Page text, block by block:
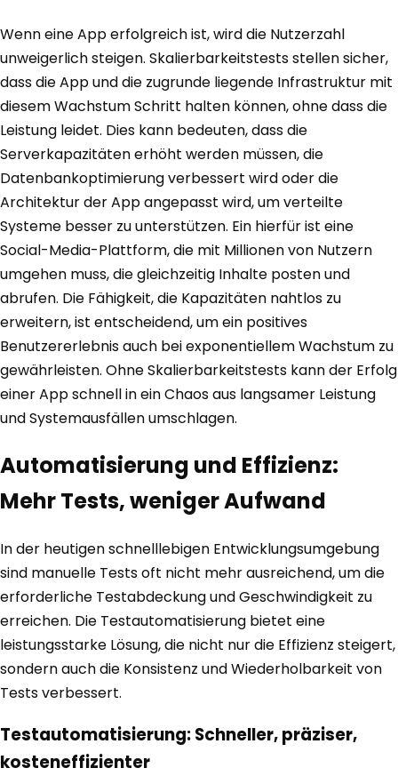
Wenn eine App erfolgreich ist, wird die Nutzerzahl
unweigerlich steigen. Skalierbarkeitstests stellen sicher,
dass die App und die zugrunde liegende Infrastruktur mit
diesem Wachstum Schritt halten können, ohne dass die
Leistung leidet. Dies kann bedeuten, dass die
Serverkapazitäten erhöht werden müssen, die
Datenbankoptimierung verbessert wird oder die
Architektur der App angepasst wird, um verteilte
Systeme besser zu unterstützen. Ein hierfür ist eine
Social-Media-Plattform, die mit Millionen von Nutzern
umgehen muss, die gleichzeitig Inhalte posten und
abrufen. Die Fähigkeit, die Kapazitäten nahtlos zu
erweitern, ist entscheidend, um ein positives
Benutzererlebnis auch bei exponentiellem Wachstum zu
gewährleisten. Ohne Skalierbarkeitstests kann der Erfolg
einer App schnell in ein Chaos aus langsamer Leistung
und Systemausfällen umschlagen.
Automatisierung und Effizienz:
Mehr Tests, weniger Aufwand
In der heutigen schnelllebigen Entwicklungsumgebung
sind manuelle Tests oft nicht mehr ausreichend, um die
erforderliche Testabdeckung und Geschwindigkeit zu
erreichen. Die Testautomatisierung bietet eine
leistungsstarke Lösung, die nicht nur die Effizienz steigert,
sondern auch die Konsistenz und Wiederholbarkeit von
Tests verbessert.
Testautomatisierung: Schneller, präziser,
kosteneffizienter